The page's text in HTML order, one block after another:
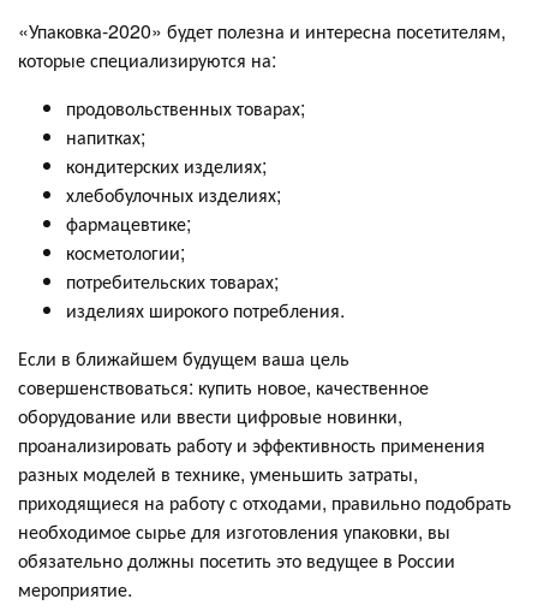
«Упаковка-2020» будет полезна и интересна посетителям,
которые специализируются на:
продовольственных товарах;
напитках;
кондитерских изделиях;
хлебобулочных изделиях;
фармацевтике;
косметологии;
потребительских товарах;
изделиях широкого потребления.
Если в ближайшем будущем ваша цель
совершенствоваться: купить новое, качественное
оборудование или ввести цифровые новинки,
проанализировать работу и эффективность применения
разных моделей в технике, уменьшить затраты,
приходящиеся на работу с отходами, правильно подобрать
необходимое сырье для изготовления упаковки, вы
обязательно должны посетить это ведущее в России
мероприятие.